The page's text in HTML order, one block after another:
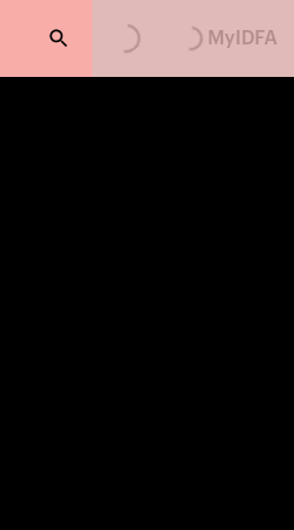
MyIDFA